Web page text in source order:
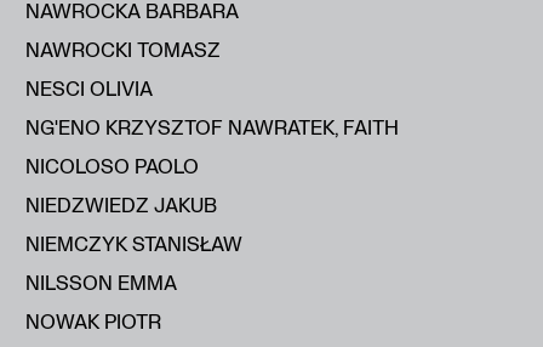
NAWROCKA BARBARA
NAWROCKI TOMASZ
NESCI OLIVIA
NG'ENO KRZYSZTOF NAWRATEK, FAITH
NICOLOSO PAOLO
NIEDZWIEDZ JAKUB
NIEMCZYK STANISŁAW
NILSSON EMMA
NOWAK PIOTR